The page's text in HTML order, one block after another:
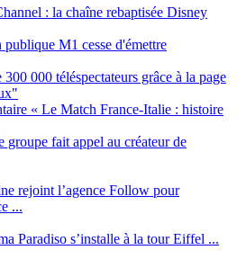
: la chaîne rebaptisée Disney
publique M1 cesse d'émettre
300 000 téléspectateurs grâce à la page
« Le Match France-Italie : histoire
groupe fait appel au créateur de
rejoint l’agence Follow pour
...
Paradiso s’installe à la tour Eiffel ...